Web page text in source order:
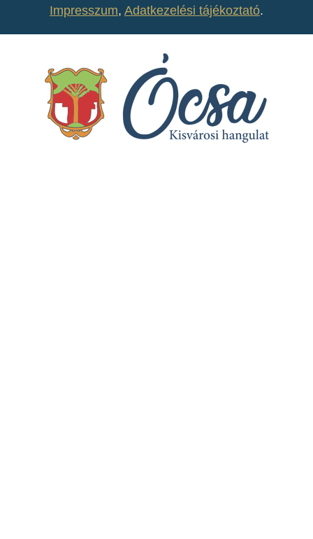
Impresszum, Adatkezelési tájékoztató.